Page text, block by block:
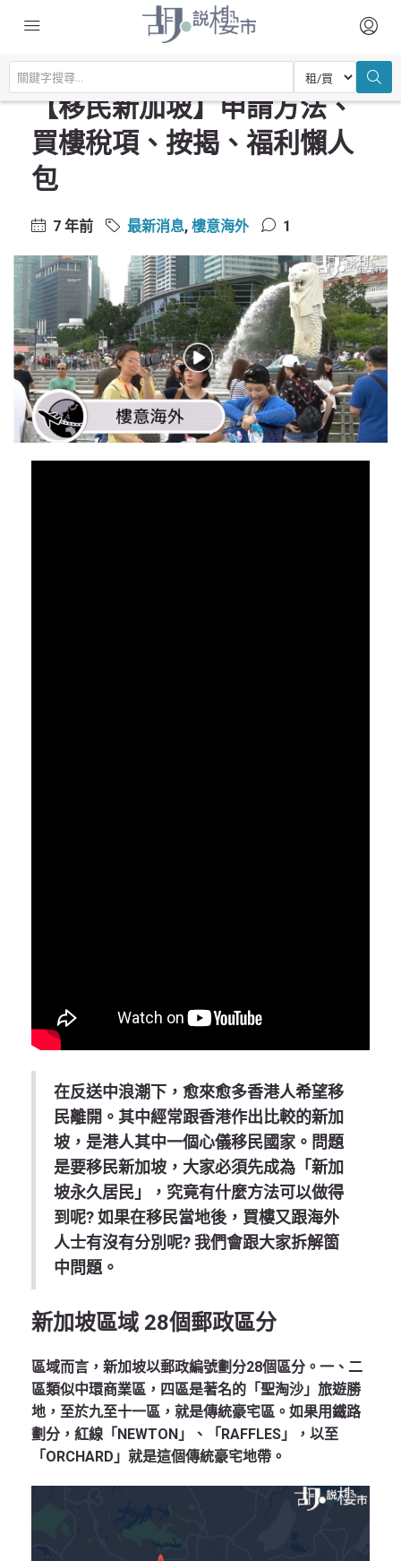
主頁
【移民新加坡】申請方法、買樓稅項、按揭、福利懶人包
【移民新加坡】申請方法、
買樓稅項、按揭、福利懶人
包
7 年前 最新消息, 樓意海外 1
在反送中浪潮下，愈來愈多香港人希望移
民離開。其中經常跟香港作出比較的新加
坡，是港人其中一個心儀移民國家。問題
是要移民新加坡，大家必須先成為「新加
坡永久居民」，究竟有什麼方法可以做得
到呢? 如果在移民當地後，買樓又跟海外
人士有沒有分別呢? 我們會跟大家拆解箇
中問題。
新加坡區域 28個郵政區分
區域而言，新加坡以郵政編號劃分28個區分。一、二
區類似中環商業區，四區是著名的「聖淘沙」旅遊勝
地，至於九至十一區，就是傳統豪宅區。如果用鐵路
劃分，紅線「NEWTON」、「RAFFLES」，以至
「ORCHARD」就是這個傳統豪宅地帶。